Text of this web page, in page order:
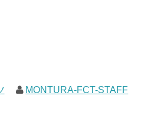
MONTURA-FCT-STAFF